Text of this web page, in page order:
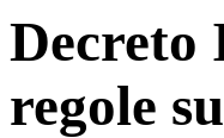
Decreto
regole